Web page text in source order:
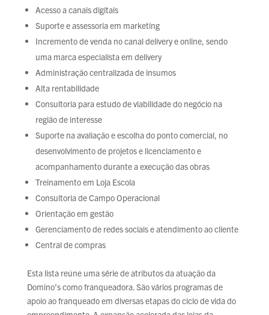
Acesso a canais digitais
Suporte e assessoria em marketing
Incremento de venda no canal delivery e online, sendo
uma marca especialista em delivery
Administração centralizada de insumos
Alta rentabilidade
Consultoria para estudo de viabilidade do negócio na
região de interesse
Suporte na avaliação e escolha do ponto comercial, no
desenvolvimento de projetos e licenciamento e
acompanhamento durante a execução das obras
Treinamento em Loja Escola
Consultoria de Campo Operacional
Orientação em gestão
Gerenciamento de redes sociais e atendimento ao cliente
Central de compras
Esta lista reúne uma série de atributos da atuação da
Domino’s como franqueadora. São vários programas de
apoio ao franqueado em diversas etapas do ciclo de vida do